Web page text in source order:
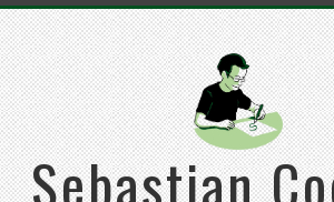
Sebastian